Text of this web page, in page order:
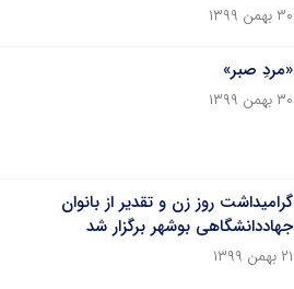
۳۰ بهمن ۱۳۹۹
«مردِ صبر»
۳۰ بهمن ۱۳۹۹
گرامیداشت روز زن و تقدیر از بانوان
جهاددانشگاهی بوشهر برگزار شد
۲۱ بهمن ۱۳۹۹